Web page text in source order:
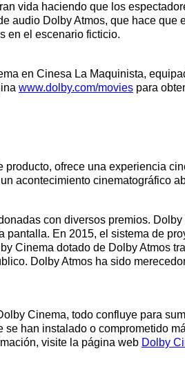
vida haciendo que los
audio Dolby Atmos, que hace
en el escenario ficticio.
en Cinesa La Maquinista,
www.dolby.com/movies para
ofrece una experiencia
acontecimiento cinematográfico
con diversos premios.
En 2015, el sistema de
Cinema dotado de Dolby Atmos
Dolby Atmos ha sido
Cinema, todo confluye para
han instalado o comprometido
visite la página web Dolby